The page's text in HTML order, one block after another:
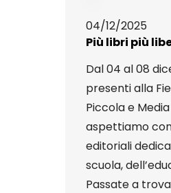
04/12/2025
Più libri più
Dal 04 al 08
presenti alla
Piccola e
aspettiamo
editoriali
scuola,
Passate a